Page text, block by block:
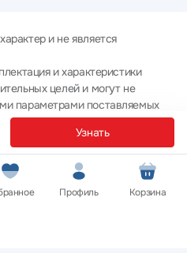
Узнать
и не является
и характеристики
целей и могут не
параметрами поставляемых
у менеджера при
ООО «Эпл Тэк»
Профиль Корзина